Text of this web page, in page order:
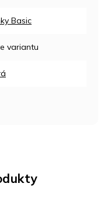
Basic
variantu